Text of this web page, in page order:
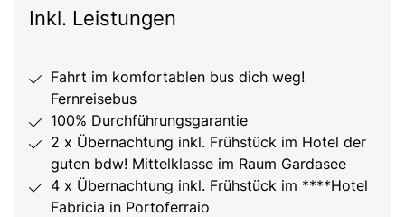
Inkl. Leistungen
Fahrt im komfortablen bus dich weg!
Fernreisebus
100% Durchführungsgarantie
2 x Übernachtung inkl. Frühstück im Hotel der
guten bdw! Mittelklasse im Raum Gardasee
4 x Übernachtung inkl. Frühstück im ****Hotel
Fabricia in Portoferraio